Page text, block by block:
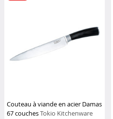
Couteau à viande en acier Damas
67 couchesTokio Kitchenware